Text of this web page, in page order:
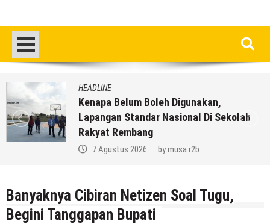
HEADLINE
Kenapa Belum Boleh Digunakan,
Lapangan Standar Nasional Di Sekolah
Rakyat Rembang
7 Agustus 2026 bymusa r2b
Banyaknya Cibiran Netizen Soal Tugu,
Begini Tanggapan Bupati